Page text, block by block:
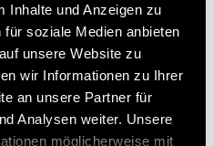
Inhalte und Anzeigen zu
soziale Medien anbieten
unsere Website zu
wir Informationen zu Ihrer
an unsere Partner für
Analysen weiter. Unsere
möglicherweise mit
mussten wir
miteinander
qualitativ beste Spur
wir die Verständlichkeit
jedoch deutlich